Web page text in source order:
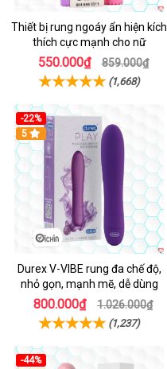
Thiết bị rung ngoáy ẩn hiện kích
thích cực mạnh cho nữ
550.000₫ 859.000₫
(1,668)
-22%
Hot
5
Durex V-VIBE rung đa chế độ,
nhỏ gọn, mạnh mẽ, dễ dùng
800.000₫ 1.026.000₫
(1,237)
-44%